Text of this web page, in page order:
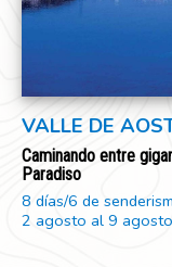
VALLE DE
Caminando entre
Paradiso
8 días/6 de
2 agosto al 9